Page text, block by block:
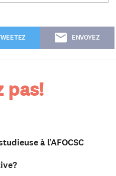
ENVOYEZ
pas!
à l’AFOCSC